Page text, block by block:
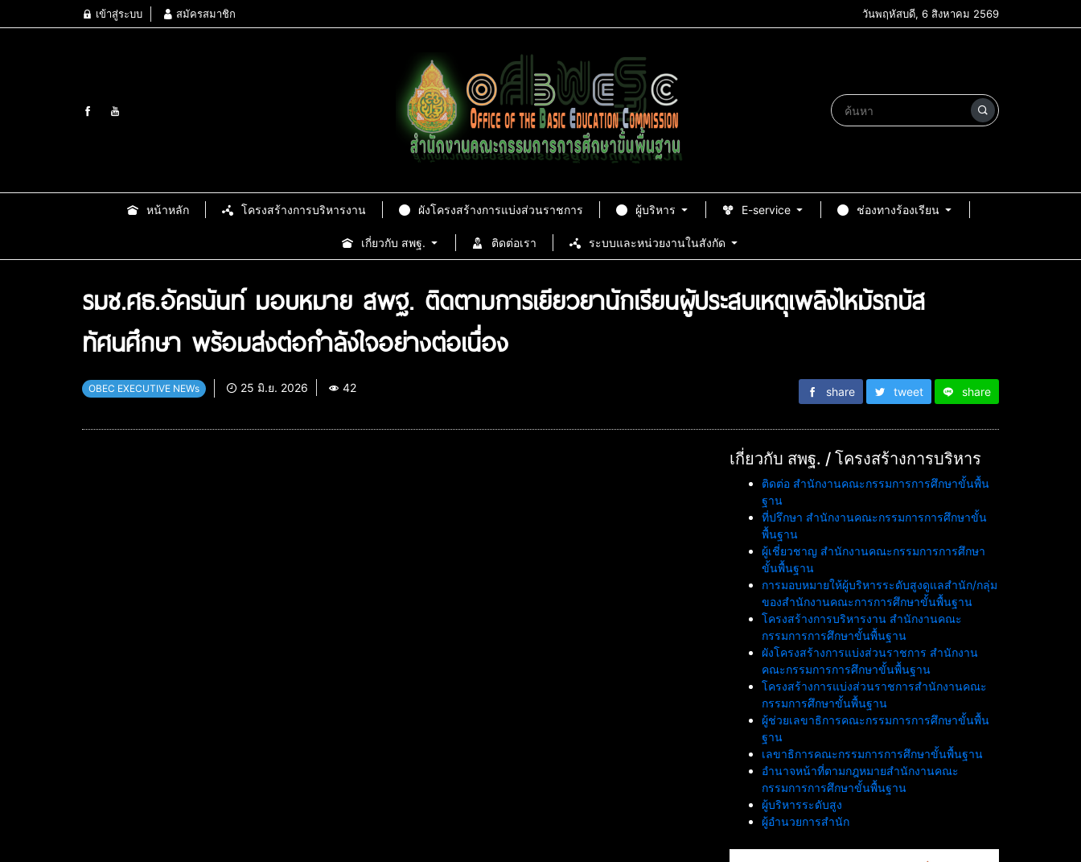
เข้าสู่ระบบ สมัครสมาชิก วันพฤหัสบดี, 6 สิงหาคม 2569
หน้าหลัก โครงสร้างการบริหารงาน ผังโครงสร้างการแบ่งส่วนราชการ ผู้บริหาร E-service ช่องทางร้องเรียน
เกี่ยวกับ สพฐ. ติดต่อเรา ระบบและหน่วยงานในสังกัด
รมช.ศธ.อัครนันท์ มอบหมาย สพฐ. ติดตามการเยียวยานักเรียนผู้ประสบเหตุเพลิงไหม้รถบัส
ทัศนศึกษา พร้อมส่งต่อกำลังใจอย่างต่อเนื่อง
OBEC EXECUTIVE NEWs 25 มิ.ย. 2026 42 share tweet share
เกี่ยวกับ สพฐ. / โครงสร้างการบริหาร
ติดต่อ สำนักงานคณะกรรมการการศึกษาขั้นพื้น
ฐาน
ที่ปรึกษา สำนักงานคณะกรรมการการศึกษาขั้น
พื้นฐาน
ผู้เชี่ยวชาญ สำนักงานคณะกรรมการการศึกษา
ขั้นพื้นฐาน
การมอบหมายให้ผู้บริหารระดับสูงดูแลสำนัก/กลุ่ม
ของสำนักงานคณะการการศึกษาขั้นพื้นฐาน
โครงสร้างการบริหารงาน สำนักงานคณะ
กรรมการการศึกษาขั้นพื้นฐาน
ผังโครงสร้างการแบ่งส่วนราชการ สำนักงาน
คณะกรรมการการศึกษาขั้นพื้นฐาน
โครงสร้างการแบ่งส่วนราชการสำนักงานคณะ
กรรมการศึกษาขั้นพื้นฐาน
ผู้ช่วยเลขาธิการคณะกรรมการการศึกษาขั้นพื้น
ฐาน
เลขาธิการคณะกรรมการการศึกษาขั้นพื้นฐาน
อำนาจหน้าที่ตามกฎหมายสำนักงานคณะ
กรรมการการศึกษาขั้นพื้นฐาน
ผู้บริหารระดับสูง
ผู้อำนวยการสำนัก